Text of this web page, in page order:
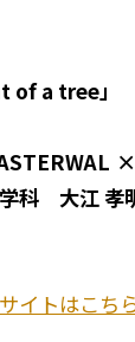
of a tree」
科 大江 孝
イトはこ